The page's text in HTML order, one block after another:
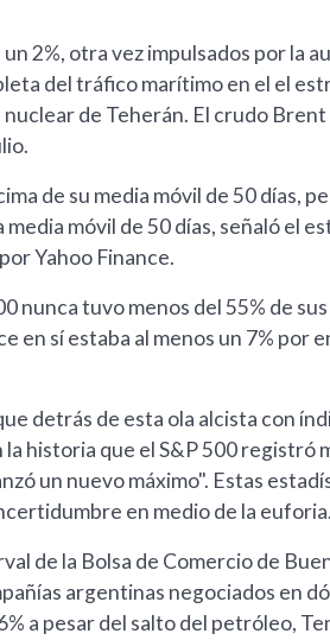
2%, otra vez impulsados por la
del tráfico marítimo en el el
de Teherán. El crudo
de su media móvil de 50 días,
móvil de 50 días, señaló el
Yahoo Finance.
nunca tuvo menos del 55% de
en sí estaba al menos un 7% por
detrás de esta ola alcista con
historia que el S&P 500 registró
un nuevo máximo". Estas
en medio de la euforia.
de la Bolsa de Comercio de
argentinas negociados en
a pesar del salto del petróleo,